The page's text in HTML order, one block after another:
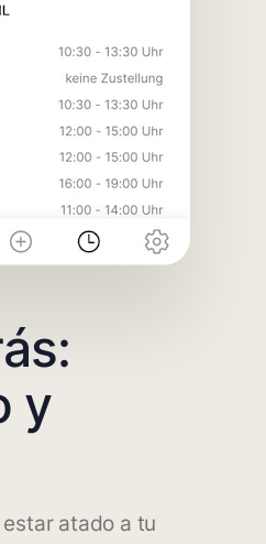
y
atado a tu